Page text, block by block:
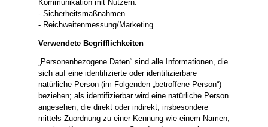
Kommunikation mit Nutzern.
- Sicherheitsmaßnahmen.
- Reichweitenmessung/Marketing
Verwendete Begrifflichkeiten
„Personenbezogene Daten“ sind alle Informationen, die
sich auf eine identifizierte oder identifizierbare
natürliche Person (im Folgenden „betroffene Person“)
beziehen; als identifizierbar wird eine natürliche Person
angesehen, die direkt oder indirekt, insbesondere
mittels Zuordnung zu einer Kennung wie einem Namen,